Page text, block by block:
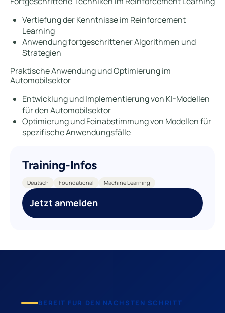
Vertiefung der Kenntnisse im Reinforcement
Learning
Anwendung fortgeschrittener Algorithmen und
Strategien
Praktische Anwendung und Optimierung im
Automobilsektor
Entwicklung und Implementierung von KI-Modellen
für den Automobilsektor
Optimierung und Feinabstimmung von Modellen für
spezifische Anwendungsfälle
Training-Infos
Deutsch Foundational Machine Learning
Jetzt anmelden
BEREIT FUR DEN NACHSTEN SCHRITT